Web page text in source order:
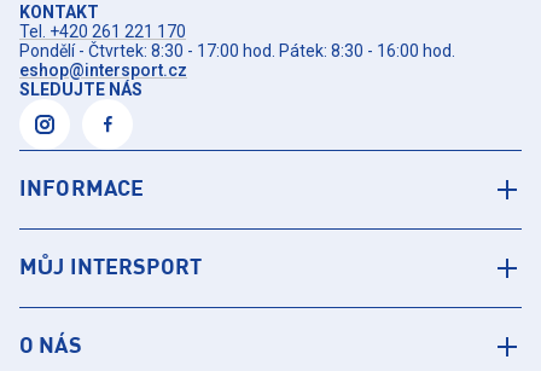
KONTAKT
Tel. +420 261 221 170
Pondělí - Čtvrtek: 8:30 - 17:00 hod. Pátek: 8:30 - 16:00 hod.
eshop@intersport.cz
SLEDUJTE NÁS
INFORMACE
MŮJ INTERSPORT
O NÁS